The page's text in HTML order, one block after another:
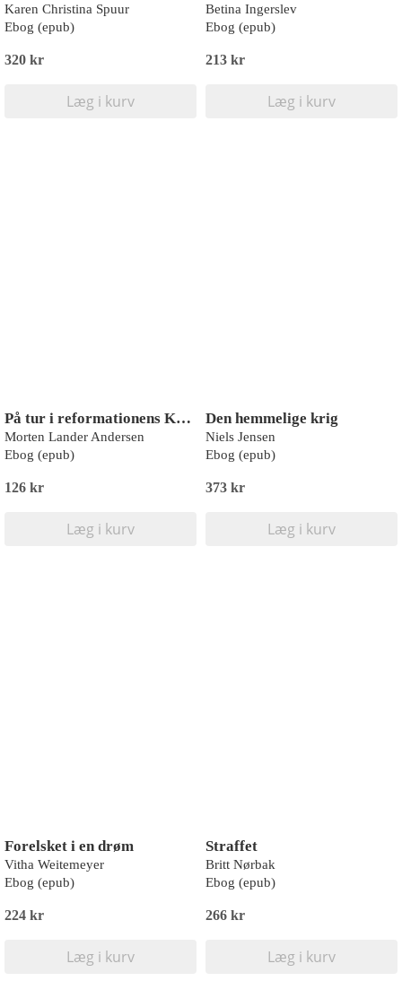
Karen Christina Spuur
Ebog (epub)
320 kr
Læg i kurv
Betina Ingerslev
Ebog (epub)
213 kr
Læg i kurv
På tur i reformationens København
Morten Lander Andersen
Ebog (epub)
126 kr
Læg i kurv
Den hemmelige krig
Niels Jensen
Ebog (epub)
373 kr
Læg i kurv
Forelsket i en drøm
Vitha Weitemeyer
Ebog (epub)
224 kr
Læg i kurv
Straffet
Britt Nørbak
Ebog (epub)
266 kr
Læg i kurv